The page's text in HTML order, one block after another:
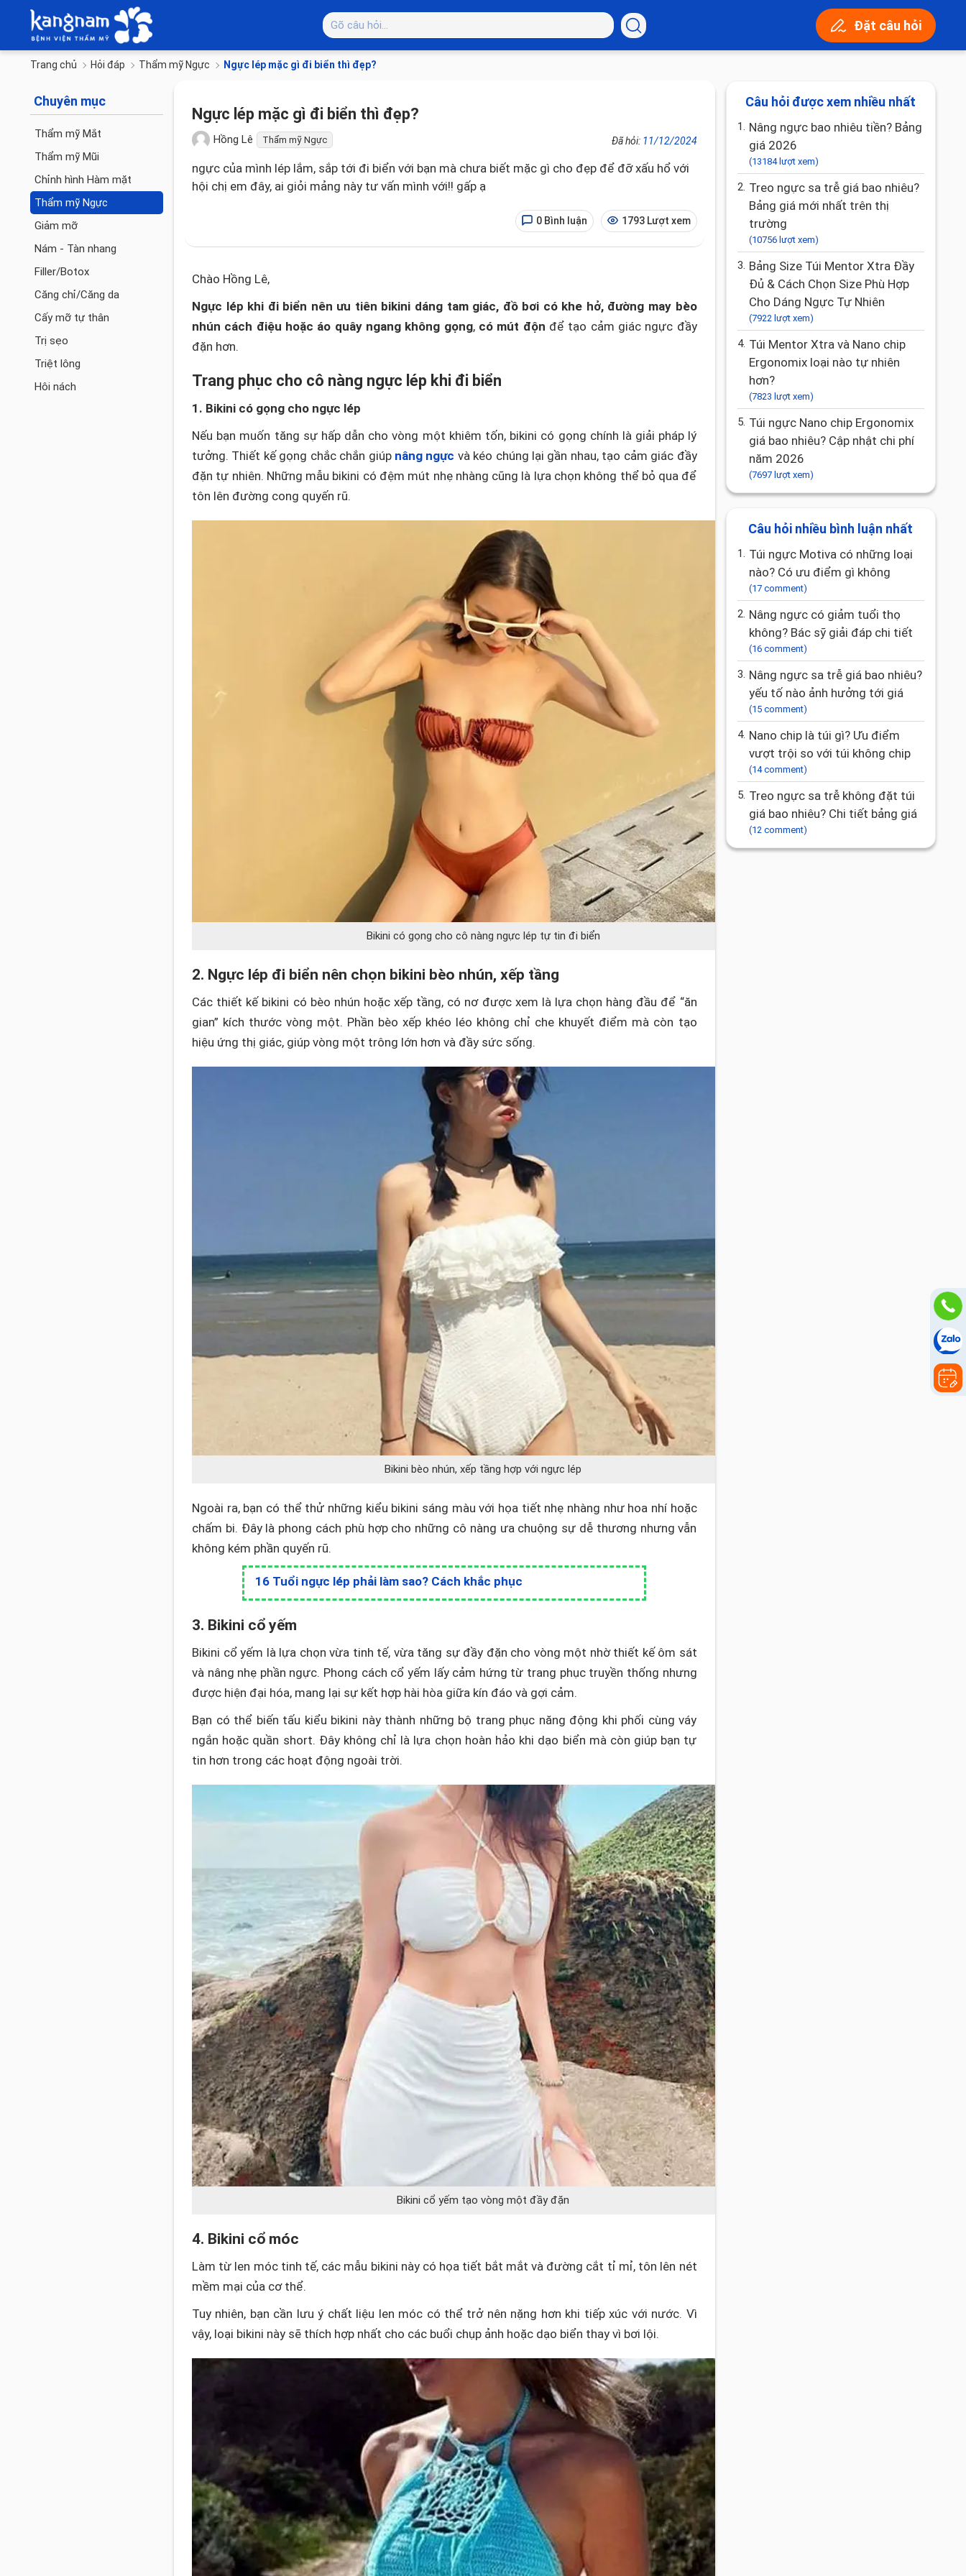
Đặt câu hỏi
Trang chủ Hỏi đáp Thẩm mỹ Ngực Ngực lép mặc gì đi biển thì đẹp?
Chuyên mục
Thẩm mỹ Mắt
Thẩm mỹ Mũi
Chỉnh hình Hàm mặt
Thẩm mỹ Ngực
Giảm mỡ
Nám - Tàn nhang
Filler/Botox
Căng chỉ/Căng da
Cấy mỡ tự thân
Trị sẹo
Triệt lông
Hôi nách
Ngực lép mặc gì đi biển thì đẹp?
Hồng Lê Thẩm mỹ Ngực Đã hỏi: 11/12/2024
ngực của mình lép lắm, sắp tới đi biển với bạn mà chưa biết mặc gì cho đẹp để đỡ xấu hổ với
hội chị em đây, ai giỏi mảng này tư vấn mình với!! gấp ạ
0 Bình luận 1793 Lượt xem
Chào Hồng Lê,
Ngực lép khi đi biển nên ưu tiên bikini dáng tam giác, đồ bơi có khe hở, đường may bèo
nhún cách điệu hoặc áo quây ngang không gọng, có mút độn để tạo cảm giác ngực đầy
đặn hơn.
Trang phục cho cô nàng ngực lép khi đi biển
1. Bikini có gọng cho ngực lép
Nếu bạn muốn tăng sự hấp dẫn cho vòng một khiêm tốn, bikini có gọng chính là giải pháp lý
tưởng. Thiết kế gọng chắc chắn giúp nâng ngực và kéo chúng lại gần nhau, tạo cảm giác đầy
đặn tự nhiên. Những mẫu bikini có đệm mút nhẹ nhàng cũng là lựa chọn không thể bỏ qua để
tôn lên đường cong quyến rũ.
Bikini có gọng cho cô nàng ngực lép tự tin đi biển
2. Ngực lép đi biển nên chọn bikini bèo nhún, xếp tầng
Các thiết kế bikini có bèo nhún hoặc xếp tầng, có nơ được xem là lựa chọn hàng đầu để “ăn
gian” kích thước vòng một. Phần bèo xếp khéo léo không chỉ che khuyết điểm mà còn tạo
hiệu ứng thị giác, giúp vòng một trông lớn hơn và đầy sức sống.
Bikini bèo nhún, xếp tầng hợp với ngực lép
Ngoài ra, bạn có thể thử những kiểu bikini sáng màu với họa tiết nhẹ nhàng như hoa nhí hoặc
chấm bi. Đây là phong cách phù hợp cho những cô nàng ưa chuộng sự dễ thương nhưng vẫn
không kém phần quyến rũ.
16 Tuổi ngực lép phải làm sao? Cách khắc phục
3. Bikini cổ yếm
Bikini cổ yếm là lựa chọn vừa tinh tế, vừa tăng sự đầy đặn cho vòng một nhờ thiết kế ôm sát
và nâng nhẹ phần ngực. Phong cách cổ yếm lấy cảm hứng từ trang phục truyền thống nhưng
được hiện đại hóa, mang lại sự kết hợp hài hòa giữa kín đáo và gợi cảm.
Bạn có thể biến tấu kiểu bikini này thành những bộ trang phục năng động khi phối cùng váy
ngắn hoặc quần short. Đây không chỉ là lựa chọn hoàn hảo khi dạo biển mà còn giúp bạn tự
tin hơn trong các hoạt động ngoài trời.
Bikini cổ yếm tạo vòng một đầy đặn
4. Bikini cổ móc
Làm từ len móc tinh tế, các mẫu bikini này có họa tiết bắt mắt và đường cắt tỉ mỉ, tôn lên nét
mềm mại của cơ thể.
Tuy nhiên, bạn cần lưu ý chất liệu len móc có thể trở nên nặng hơn khi tiếp xúc với nước. Vì
vậy, loại bikini này sẽ thích hợp nhất cho các buổi chụp ảnh hoặc dạo biển thay vì bơi lội.
Câu hỏi được xem nhiều nhất
1. Nâng ngực bao nhiêu tiền? Bảng
giá 2026
(13184 lượt xem)
2. Treo ngực sa trễ giá bao nhiêu?
Bảng giá mới nhất trên thị
trường
(10756 lượt xem)
3. Bảng Size Túi Mentor Xtra Đầy
Đủ & Cách Chọn Size Phù Hợp
Cho Dáng Ngực Tự Nhiên
(7922 lượt xem)
4. Túi Mentor Xtra và Nano chip
Ergonomix loại nào tự nhiên
hơn?
(7823 lượt xem)
5. Túi ngực Nano chip Ergonomix
giá bao nhiêu? Cập nhật chi phí
năm 2026
(7697 lượt xem)
Câu hỏi nhiều bình luận nhất
1. Túi ngực Motiva có những loại
nào? Có ưu điểm gì không
(17 comment)
2. Nâng ngực có giảm tuổi thọ
không? Bác sỹ giải đáp chi tiết
(16 comment)
3. Nâng ngực sa trễ giá bao nhiêu?
yếu tố nào ảnh hưởng tới giá
(15 comment)
4. Nano chip là túi gì? Ưu điểm
vượt trội so với túi không chip
(14 comment)
5. Treo ngực sa trễ không đặt túi
giá bao nhiêu? Chi tiết bảng giá
(12 comment)